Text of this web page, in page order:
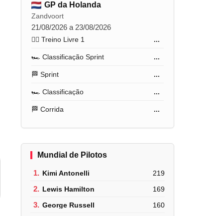
GP da Holanda
Zandvoort
21/08/2026 a 23/08/2026
🏋️‍♂️ Treino Livre 1 ...
🏎️ Classificação Sprint ...
🏁 Sprint ...
🏎️ Classificação ...
🏁 Corrida ...
Mundial de Pilotos
1. Kimi Antonelli 219
2. Lewis Hamilton 169
3. George Russell 160